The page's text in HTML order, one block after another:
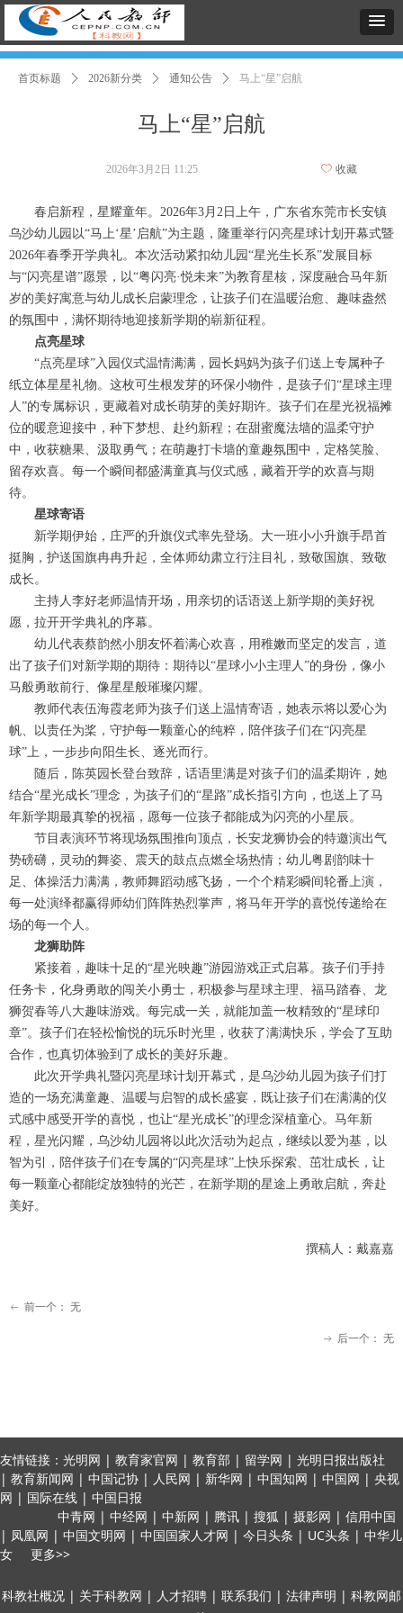
马上“星”启航
首页标题 ꄲ 2026新分类 ꄲ 通知公告 ꄲ 马上“星”启航
春启新程，星耀童年。2026年3月2日上午，广东省东莞市长安镇
乌沙幼儿园以“马上‘星’启航”为主题，隆重举行闪亮星球计划开幕式暨
2026年春季开学典礼。本次活动紧扣幼儿园“星光生长系”发展目标
与“闪亮星谱”愿景，以“粤闪亮·悦未来”为教育星核，深度融合马年新
岁的美好寓意与幼儿成长启蒙理念，让孩子们在温暖治愈、趣味盎然
的氛围中，满怀期待地迎接新学期的崭新征程。
点亮星球
“点亮星球”入园仪式温情满满，园长妈妈为孩子们送上专属种子
纸立体星星礼物。这枚可生根发芽的环保小物件，是孩子们“星球主理
人”的专属标识，更藏着对成长萌芽的美好期许。孩子们在星光祝福摊
位的暖意迎接中，种下梦想、赴约新程；在甜蜜魔法墙的温柔守护
中，收获糖果、汲取勇气；在萌趣打卡墙的童趣氛围中，定格笑脸、
留存欢喜。每一个瞬间都盛满童真与仪式感，藏着开学的欢喜与期
待。
星球寄语
新学期伊始，庄严的升旗仪式率先登场。大一班小小升旗手昂首
挺胸，护送国旗冉冉升起，全体师幼肃立行注目礼，致敬国旗、致敬
成长。
主持人李好老师温情开场，用亲切的话语送上新学期的美好祝
愿，拉开开学典礼的序幕。
幼儿代表蔡韵然小朋友怀着满心欢喜，用稚嫩而坚定的发言，道
出了孩子们对新学期的期待：期待以“星球小小主理人”的身份，像小
马般勇敢前行、像星星般璀璨闪耀。
教师代表伍海霞老师为孩子们送上温情寄语，她表示将以爱心为
帆、以责任为桨，守护每一颗童心的纯粹，陪伴孩子们在“闪亮星
球”上，一步步向阳生长、逐光而行。
随后，陈英园长登台致辞，话语里满是对孩子们的温柔期许，她
结合“星光成长”理念，为孩子们的“星路”成长指引方向，也送上了马
年新学期最真挚的祝福，愿每一位孩子都能成为闪亮的小星辰。
节目表演环节将现场氛围推向顶点，长安龙狮协会的特邀演出气
势磅礴，灵动的舞姿、震天的鼓点点燃全场热情；幼儿粤剧韵味十
足、体操活力满满，教师舞蹈动感飞扬，一个个精彩瞬间轮番上演，
每一处演绎都赢得师幼们阵阵热烈掌声，将马年开学的喜悦传递给在
场的每一个人。
龙狮助阵
紧接着，趣味十足的“星光映趣”游园游戏正式启幕。孩子们手持
任务卡，化身勇敢的闯关小勇士，积极参与星球主理、福马踏春、龙
狮贺春等八大趣味游戏。每完成一关，就能加盖一枚精致的“星球印
章”。孩子们在轻松愉悦的玩乐时光里，收获了满满快乐，学会了互助
合作，也真切体验到了成长的美好乐趣。
此次开学典礼暨闪亮星球计划开幕式，是乌沙幼儿园为孩子们打
造的一场充满童趣、温暖与启智的成长盛宴，既让孩子们在满满的仪
式感中感受开学的喜悦，也让“星光成长”的理念深植童心。马年新
程，星光闪耀，乌沙幼儿园将以此次活动为起点，继续以爱为基，以
智为引，陪伴孩子们在专属的“闪亮星球”上快乐探索、茁壮成长，让
每一颗童心都能绽放独特的光芒，在新学期的星途上勇敢启航，奔赴
美好。
撰稿人：戴嘉嘉
2026年3月2日 11:25 ꄀ 收藏
ꂃ 前一个： 无
ꁹ 后一个： 无
友情链接：光明网 | 教育家官网 | 教育部 | 留学网 | 光明日报出版社
| 教育新闻网 | 中国记协 | 人民网 | 新华网 | 中国知网 | 中国网 | 央视
网 | 国际在线 | 中国日报
中青网 | 中经网 | 中新网 | 腾讯 | 搜狐 | 摄影网 | 信用中国
| 凤凰网 | 中国文明网 | 中国国家人才网 | 今日头条 | UC头条 | 中华儿
女 更多>>
科教社概况 | 关于科教网 | 人才招聘 | 联系我们 | 法律声明 | 科教网邮